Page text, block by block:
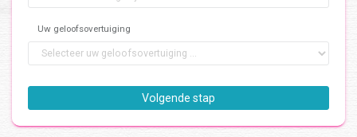
Uw geloofsovertuiging
Volgende stap